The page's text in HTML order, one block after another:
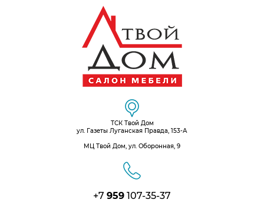
ТСК Твой Дом
ул. Газеты Луганская Правда, 153-А
МЦ Твой Дом, ул. Оборонная, 9
+7 959 107-35-37